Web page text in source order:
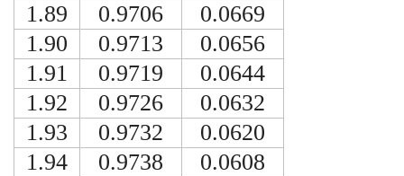
1.89
0.9706
0.0669
1.90
0.9713
0.0656
1.91
0.9719
0.0644
1.92
0.9726
0.0632
1.93
0.9732
0.0620
1.94
0.9738
0.0608